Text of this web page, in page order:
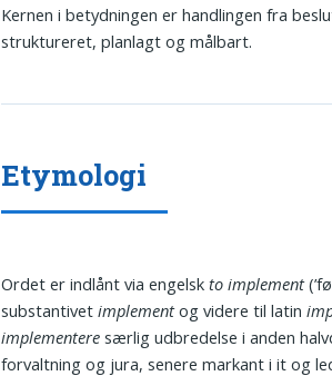
Kernen i betydningen er handlingen fra
struktureret, planlagt og målbart.
Etymologi
Ordet er indlånt via engelskto implement
substantivetimplementog videre til latin
implementere særlig udbredelse i anden
forvaltning og jura, senere markant i it og